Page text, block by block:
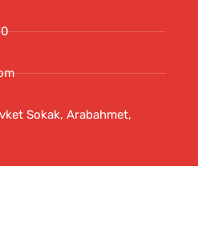
Sokak, Arabahmet,